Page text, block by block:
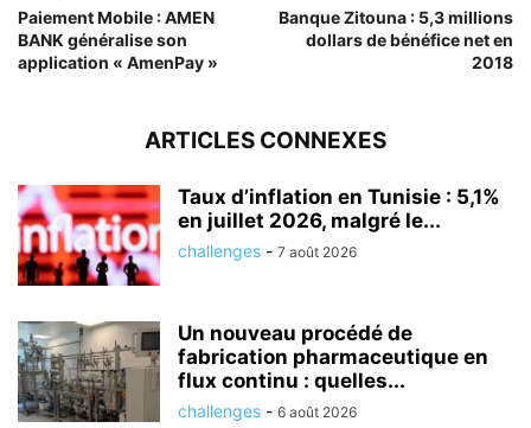
Paiement Mobile : AMEN
BANK généralise son
application « AmenPay »
Banque Zitouna : 5,3 millions
dollars de bénéfice net en
2018
ARTICLES CONNEXES
Taux d’inflation en Tunisie : 5,1%
en juillet 2026, malgré le...
challenges - 7 août 2026
Un nouveau procédé de
fabrication pharmaceutique en
flux continu : quelles...
challenges - 6 août 2026